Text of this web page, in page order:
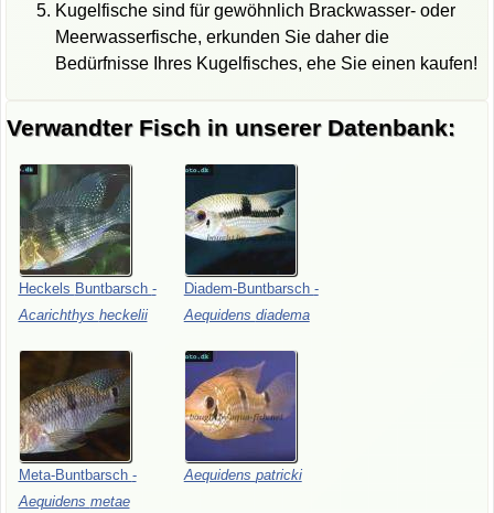
Kugelfische sind für gewöhnlich Brackwasser- oder
Meerwasserfische, erkunden Sie daher die
Bedürfnisse Ihres Kugelfisches, ehe Sie einen kaufen!
Verwandter Fisch in unserer Datenbank:
Heckels Buntbarsch -
Acarichthys heckelii
Diadem-Buntbarsch -
Aequidens diadema
Meta-Buntbarsch -
Aequidens metae
Aequidens patricki